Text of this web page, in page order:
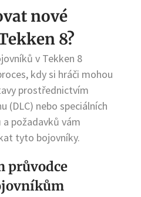
nové
8?
v Tekken 8
kdy si hráči mohou
prostřednictvím
(DLC) nebo speciálních
požadavků vám
tyto bojovníky.
průvodce